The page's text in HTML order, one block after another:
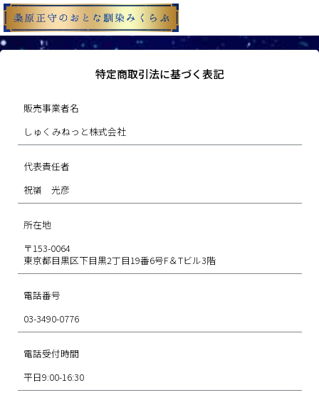
特定商取引法に基づく表記
販売事業者名
しゅくみねっと株式会社
代表責任者
祝嶺 光彦
所在地
〒153-0064
東京都目黒区下目黒2丁目19番6号F＆Tビル3階
電話番号
03-3490-0776
電話受付時間
平日9:00-16:30